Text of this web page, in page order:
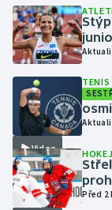
Jezdectví
Judo
Krasobruslení
Lezení
Lyže a
Video
TENIS
HOKEJ
Před 2